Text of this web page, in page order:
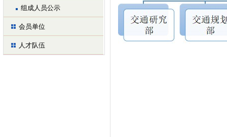
组成人员公示
会员单位
人才队伍